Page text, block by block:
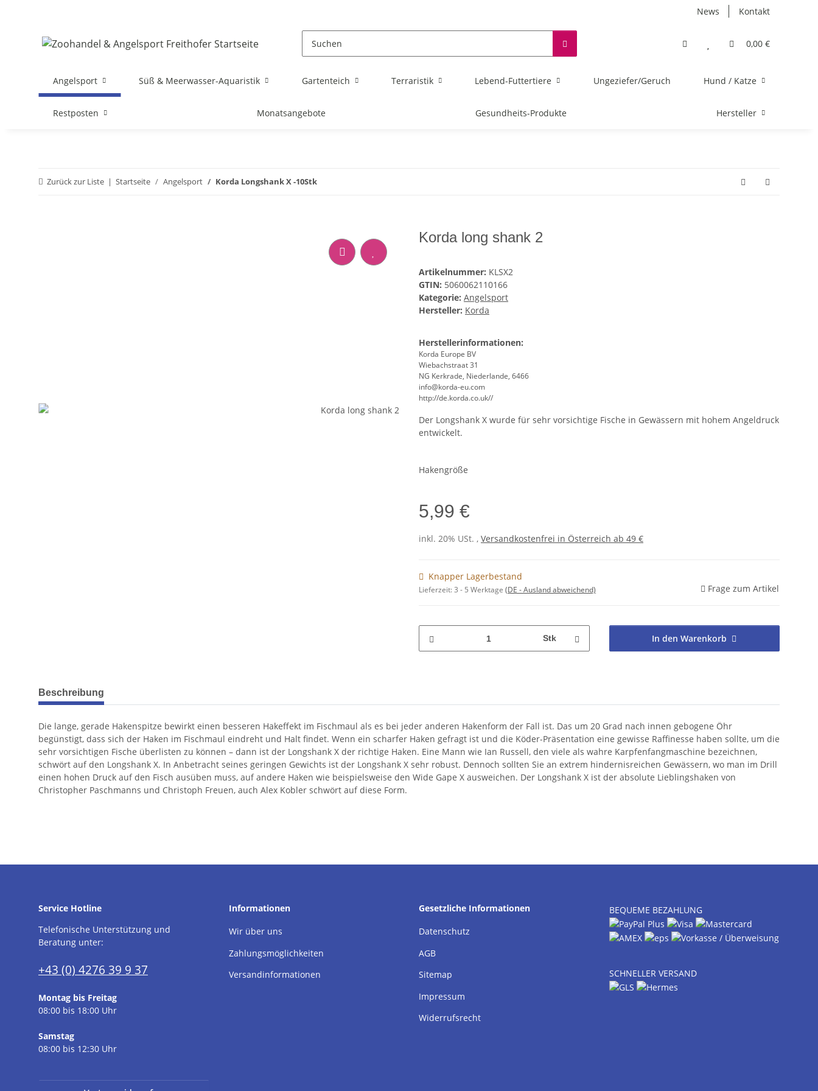
News Kontakt
0,00 €
Angelsport Süß & Meerwasser-Aquaristik Gartenteich Terraristik Lebend-Futtertiere Ungeziefer/Geruch Hund / Katze
Restposten Monatsangebote Gesundheits-Produkte Hersteller
Zurück zur Liste Startseite Angelsport Korda Longshank X -10Stk
Korda long shank 2
Artikelnummer: KLSX2
GTIN: 5060062110166
Kategorie: Angelsport
Hersteller: Korda
Herstellerinformationen:
Korda Europe BV
Wiebachstraat 31
NG Kerkrade, Niederlande, 6466
info@korda-eu.com
http://de.korda.co.uk//
Der Longshank X wurde für sehr vorsichtige Fische in Gewässern mit hohem Angeldruck
entwickelt.
Hakengröße
5,99 €
inkl. 20% USt. , Versandkostenfrei in Österreich ab 49 €
Knapper Lagerbestand
Lieferzeit:3 - 5 Werktage (DE - Ausland abweichend) Frage zum Artikel
Stk In den Warenkorb
weitere Registerkarten anzeigen
Beschreibung
Die lange, gerade Hakenspitze bewirkt einen besseren Hakeffekt im Fischmaul als es bei jeder anderen Hakenform der Fall ist. Das um 20 Grad nach innen gebogene Öhr
begünstigt, dass sich der Haken im Fischmaul eindreht und Halt findet. Wenn ein scharfer Haken gefragt ist und die Köder-Präsentation eine gewisse Raffinesse haben sollte, um die
sehr vorsichtigen Fische überlisten zu können – dann ist der Longshank X der richtige Haken. Eine Mann wie Ian Russell, den viele als wahre Karpfenfangmaschine bezeichnen,
schwört auf den Longshank X. In Anbetracht seines geringen Gewichts ist der Longshank X sehr robust. Dennoch sollten Sie an extrem hindernisreichen Gewässern, wo man im Drill
einen hohen Druck auf den Fisch ausüben muss, auf andere Haken wie beispielsweise den Wide Gape X ausweichen. Der Longshank X ist der absolute Lieblingshaken von
Christopher Paschmanns und Christoph Freuen, auch Alex Kobler schwört auf diese Form.
Service Hotline
Telefonische Unterstützung und
Beratung unter:
+43 (0) 4276 39 9 37
Montag bis Freitag
08:00 bis 18:00 Uhr
Samstag
08:00 bis 12:30 Uhr
Informationen
Wir über uns
Zahlungsmöglichkeiten
Versandinformationen
Gesetzliche Informationen
Datenschutz
AGB
Sitemap
Impressum
Widerrufsrecht
BEQUEME BEZAHLUNG
SCHNELLER VERSAND